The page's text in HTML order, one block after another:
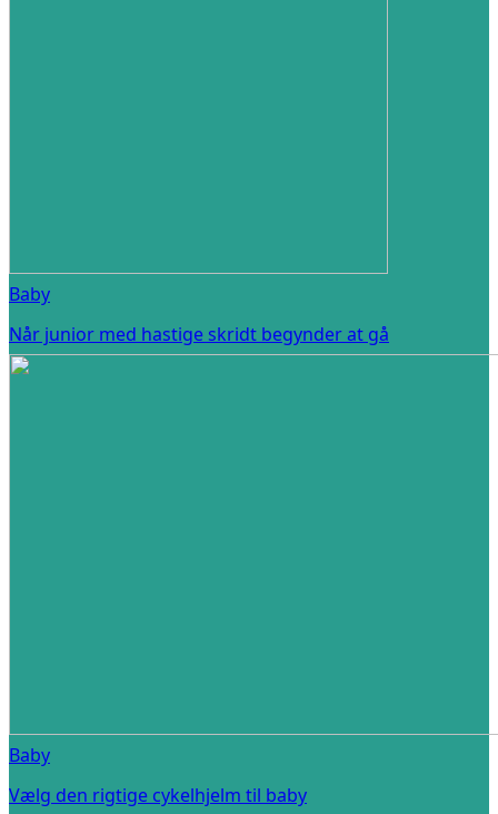
Baby
Når junior med hastige skridt begynder at gå
Baby
Vælg den rigtige cykelhjelm til baby